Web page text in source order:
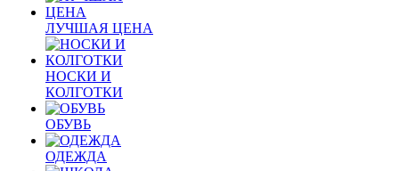
ЛУЧШАЯ ЦЕНА
НОСКИ И
КОЛГОТКИ
ОБУВЬ
ОДЕЖДА